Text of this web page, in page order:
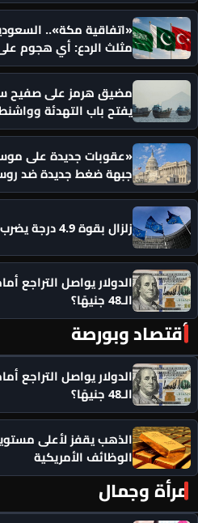
«اتفاقية مكة»..
مثلث الردع: أي هجوم
مضيق هرمز على صفيح
يفتح باب التهدئة
«عقوبات جديدة على
جبهة ضغط جديدة ضد
زلزال بقوة 4.9 درجة يضرب إقليم سيشوان الصيني
الدولار يواصل التراجع
الـ48 جنيهًا؟
أقتصاد وبورصة
الدولار يواصل التراجع
الـ48 جنيهًا؟
الذهب يقفز لأعلى
الوظائف الأمريكية
مرأة وجمال